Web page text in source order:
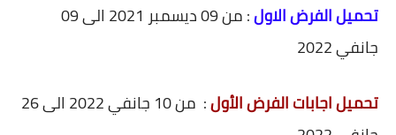
تحميل الفرض الاول
: من 09 ديسمبر 2021 الى 09
جانفي 2022
تحميل اجابات الفرض الأول
: من 10 جانفي 2022 الى 26